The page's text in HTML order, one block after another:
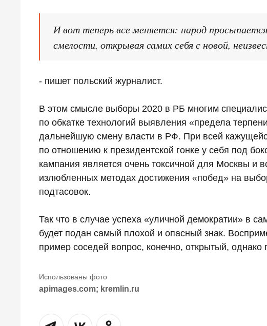
И вот теперь все меняется: народ
смелости, открывая самих себя с новой,
- пишет польский журналист.
В этом смысле выборы 2020 в РБ многим
по обкатке технологий выявления «предела
дальнейшую смену власти в РФ. При всей
по отношению к президентской гонке у себя под
кампания является очень токсичной для Москвы и
излюбленных методах достижения «побед» на
подтасовок.
Так что в случае успеха «уличной демократии» в
будет подан самый плохой и опасный знак.
пример соседей вопрос, конечно, открытый, однако
apimages.com; kremlin.ru